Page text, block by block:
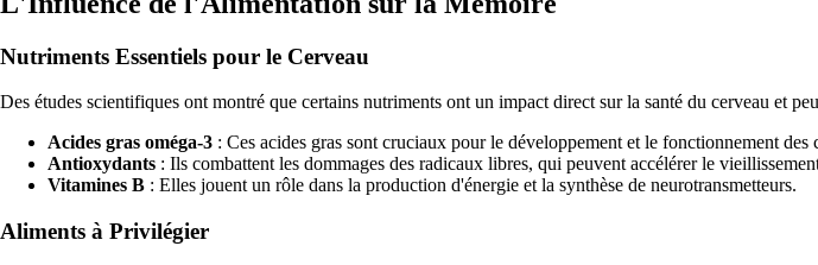
Nutriments Essentiels pour le Cerveau
Des études scientifiques ont montré que certains nutriments ont un impact direct sur la santé du cerveau et
Acides gras oméga-3 : Ces acides gras sont cruciaux pour le développement et le fonctionnement des
Antioxydants : Ils combattent les dommages des radicaux libres, qui peuvent accélérer le
Vitamines B : Elles jouent un rôle dans la production d'énergie et la synthèse de neurotransmetteurs.
Aliments à Privilégier